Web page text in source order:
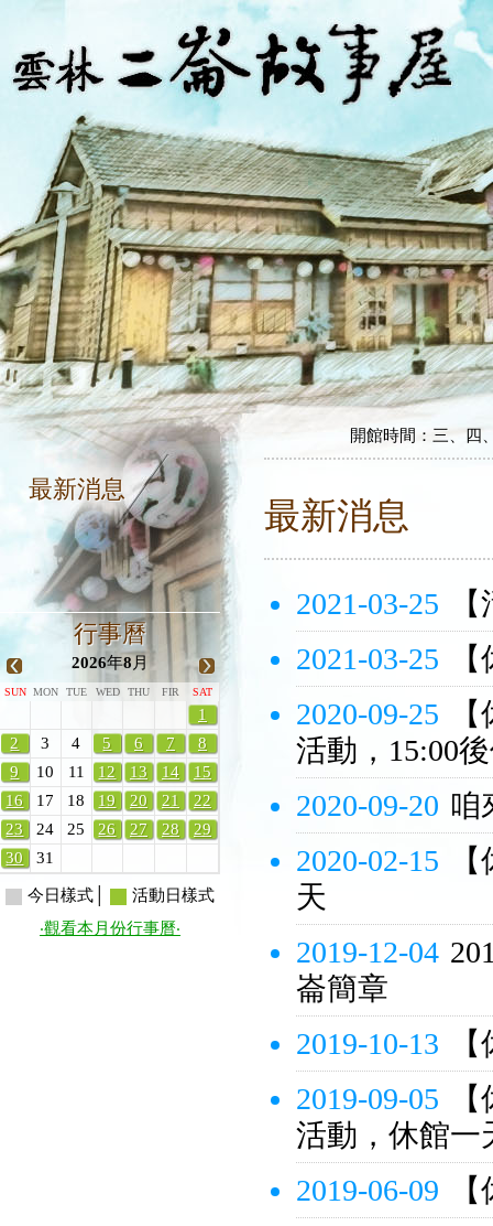
最新消息
行事曆
2026年8 月
SUN MON TUE WED THU FIR SAT
1
2
3 4 5 6 7
8
9
10 11 12 13 14
15
16
17 18 19 20 21
22
23
24 25 26 27 28
29
30
31
今日樣式│
活動日樣式
‧觀看本月份行事曆‧
開館時間：三、四
開館時間：三、四
最新消息
2021-03-25
2021-03-25
2020-09-25
活動，15:00
2020-09-20 咱
2020-02-15
天
2019-12-04
崙簡章
2019-10-13
2019-09-05
活動，休館一
2019-06-09